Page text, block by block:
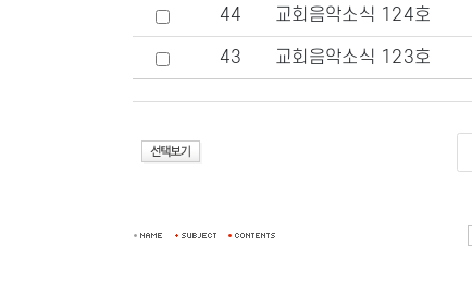
44 교회음악소식 124호
43 교회음악소식 123호